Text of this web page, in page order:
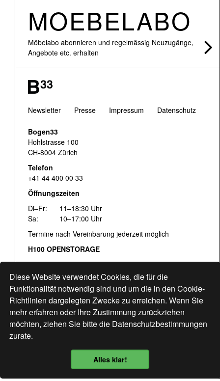
Datenschutzbestimmung
Diese Website verwendet Cookies, die für die
Funktionalität notwendig sind und um die in den Cookie-
Richtlinien dargelegten Zwecke zu erreichen. Wenn Sie
mehr erfahren oder Ihre Zustimmung zurückziehen
möchten, ziehen Sie bitte die Datenschutzbestimmungen
zurate.
Alles klar!
MOEBELABO
Möbelabo abonnieren und regelmässig Neuzugänge,
Angebote etc. erhalten
Newsletter Presse Impressum Datenschutz
Bogen33
Hohlstrasse 100
CH-8004 Zürich
Telefon
+41 44 400 00 33
Öffnungszeiten
Di–Fr:
11–18:30 Uhr
Sa:
10–17:00 Uhr
Termine nach Vereinbarung jederzeit möglich
H100 OPENSTORAGE
Fr:
16:00–18:30 Uhr
Sa: 12:00–17:00 Uhr
Hohlstrasse 122
www.bogen33.ch